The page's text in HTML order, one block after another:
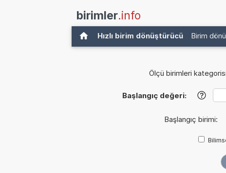
birimler.info
Hızlı birim dönüştürücü Birim
Ölçü birimleri
Başlangıç değeri: ?
Başlangıç birimi: